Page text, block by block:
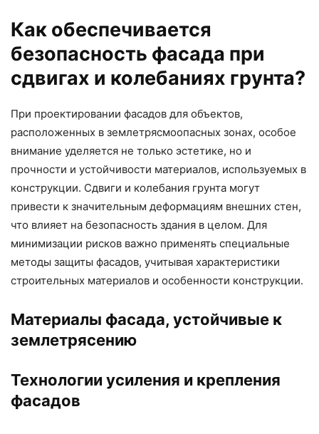
Как обеспечивается
безопасность фасада при
сдвигах и колебаниях грунта?
При проектировании фасадов для объектов,
расположенных в землетрясмоопасных зонах, особое
внимание уделяется не только эстетике, но и
прочности и устойчивости материалов, используемых в
конструкции. Сдвиги и колебания грунта могут
привести к значительным деформациям внешних стен,
что влияет на безопасность здания в целом. Для
минимизации рисков важно применять специальные
методы защиты фасадов, учитывая характеристики
строительных материалов и особенности конструкции.
Материалы фасада, устойчивые к
землетрясению
Технологии усиления и крепления
фасадов